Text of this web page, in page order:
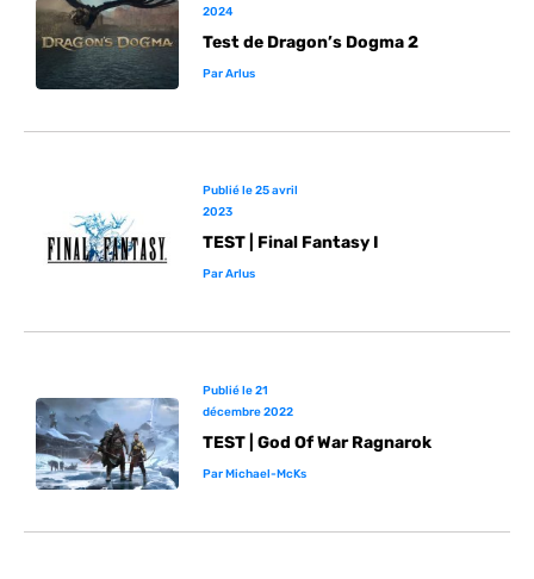
2024
Test de Dragon’s Dogma 2
ParArlus
Publié le25 avril
2023
TEST | Final Fantasy I
ParArlus
Publié le21
décembre 2022
TEST | God Of War Ragnarok
ParMichael-McKs